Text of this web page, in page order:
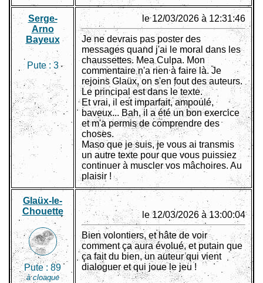
Serge-
Arno
Bayeux
Pute : 3
le 12/03/2026 à 12:31:46
Je ne devrais pas poster des
messages quand j'ai le moral dans les
chaussettes. Mea Culpa. Mon
commentaire n'a rien à faire là. Je
rejoins Glaüx, on s'en fout des auteurs.
Le principal est dans le texte.
Et vrai, il est imparfait, ampoulé,
baveux... Bah, il a été un bon exercice
et m'a permis de comprendre des
choses.
Maso que je suis, je vous ai transmis
un autre texte pour que vous puissiez
continuer à muscler vos mâchoires. Au
plaisir !
Glaüx-le-
Chouette
Pute : 89
à cloaque
le 12/03/2026 à 13:00:04
Bien volontiers, et hâte de voir
comment ça aura évolué, et putain que
ça fait du bien, un auteur qui vient
dialoguer et qui joue le jeu !